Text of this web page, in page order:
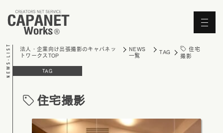
法人・企業向け出張撮影のキャパネッ
トワークスTOP
NEWS
一覧
TAG
住宅
撮影
TAG
住宅撮影